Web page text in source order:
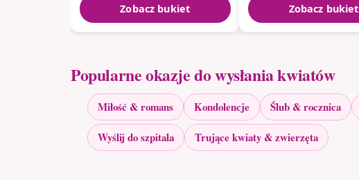
Zobacz bukiet Zobacz bukiet
Popularne okazje do wysłania kwiatów
Miłość & romans Kondolencje Ślub & rocznica
Wyślij do szpitala Trujące kwiaty & zwierzęta